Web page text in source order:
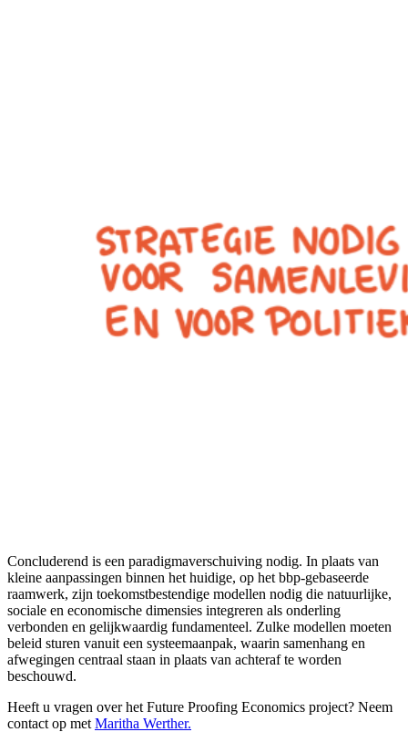
Concluderend is een paradigmaverschuiving nodig. In plaats van
kleine aanpassingen binnen het huidige, op het bbp-gebaseerde
raamwerk, zijn toekomstbestendige modellen nodig die natuurlijke,
sociale en economische dimensies integreren als onderling
verbonden en gelijkwaardig fundamenteel. Zulke modellen moeten
beleid sturen vanuit een systeemaanpak, waarin samenhang en
afwegingen centraal staan in plaats van achteraf te worden
beschouwd.
Heeft u vragen over het Future Proofing Economics project? Neem
contact op met Maritha Werther.